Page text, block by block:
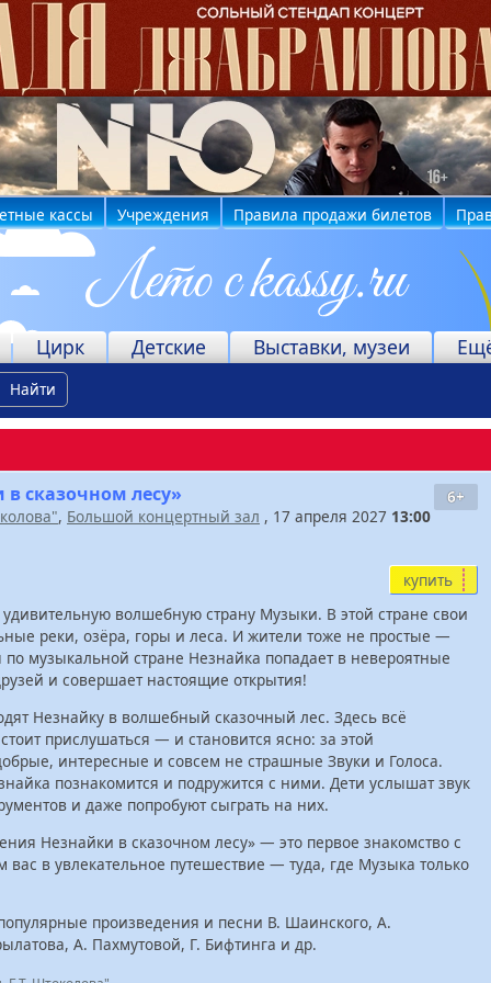
кассы Учреждения Правила продажи билетов
Цирк Детские Выставки, музеи
Найти
6+
сказочном лесу»
, Большой концертный зал , 17 апреля 2027 13:00
купить
волшебную страну Музыки. В этой стране свои
реки, озёра, горы и леса. И жители тоже не простые —
музыкальной стране Незнайка попадает в невероятные
и совершает настоящие открытия!
Незнайку в волшебный сказочный лес. Здесь всё
прислушаться — и становится ясно: за этой
интересные и совсем не страшные Звуки и Голоса.
познакомится и подружится с ними. Дети услышат звук
и даже попробуют сыграть на них.
Незнайки в сказочном лесу» — это первое знакомство с
в увлекательное путешествие — туда, где Музыка только
произведения и песни В. Шаинского, А.
А. Пахмутовой, Г. Бифтинга и др.